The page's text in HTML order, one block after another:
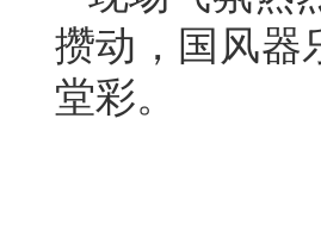
攒动，国风器
堂彩。